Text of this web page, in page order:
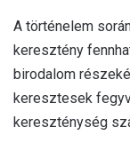
A történelem
keresztény
birodalom
keresztesek
kereszténység